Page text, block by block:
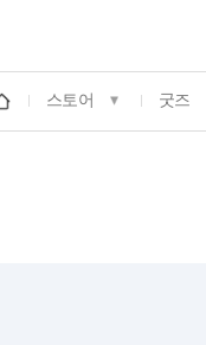
스토어 굿즈